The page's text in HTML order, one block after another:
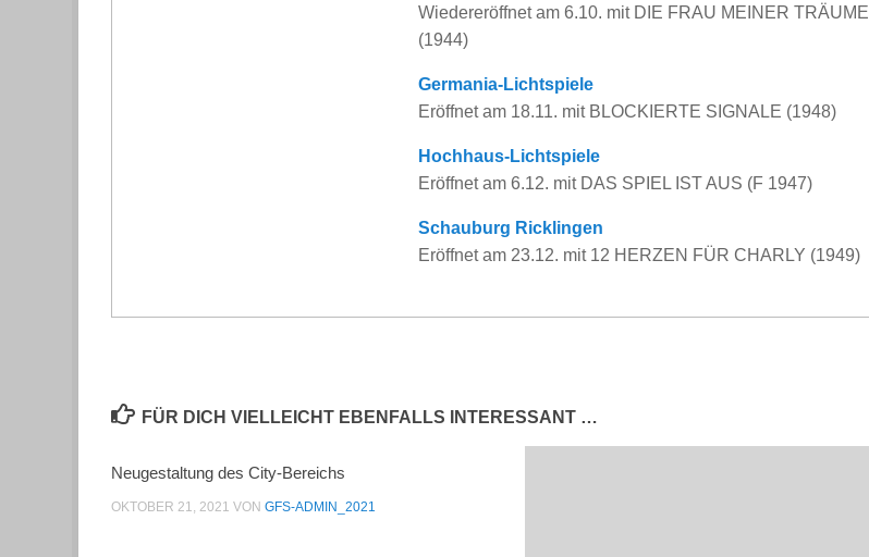
Wiedereröffnet am 6.10. mit DIE FRAU MEINER TRÄUME
(1944)
Germania-Lichtspiele
Eröffnet am 18.11. mit BLOCKIERTE SIGNALE (1948)
Hochhaus-Lichtspiele
Eröffnet am 6.12. mit DAS SPIEL IST AUS (F 1947)
Schauburg Ricklingen
Eröffnet am 23.12. mit 12 HERZEN FÜR CHARLY (1949)
FÜR DICH VIELLEICHT EBENFALLS INTERESSANT …
Neugestaltung des City-Bereichs
OKTOBER 21, 2021 VON GFS-ADMIN_2021